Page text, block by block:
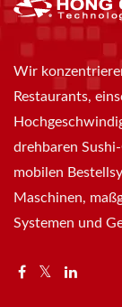
Wir
Restaurants,
drehbaren
mobilen
Maschinen,
Systemen und